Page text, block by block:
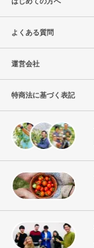
よくある質問
運営会社
特商法に基づく表記